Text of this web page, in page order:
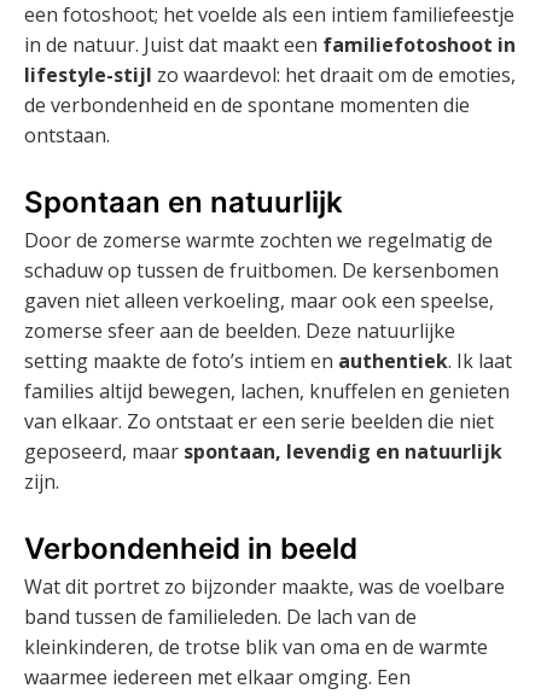
een fotoshoot; het voelde als een intiem familiefeestje
in de natuur. Juist dat maakt een familiefotoshoot in
lifestyle-stijl zo waardevol: het draait om de emoties,
de verbondenheid en de spontane momenten die
ontstaan.
Spontaan en natuurlijk
Door de zomerse warmte zochten we regelmatig de
schaduw op tussen de fruitbomen. De kersenbomen
gaven niet alleen verkoeling, maar ook een speelse,
zomerse sfeer aan de beelden. Deze natuurlijke
setting maakte de foto’s intiem en authentiek. Ik laat
families altijd bewegen, lachen, knuffelen en genieten
van elkaar. Zo ontstaat er een serie beelden die niet
geposeerd, maar spontaan, levendig en natuurlijk
zijn.
Verbondenheid in beeld
Wat dit portret zo bijzonder maakte, was de voelbare
band tussen de familieleden. De lach van de
kleinkinderen, de trotse blik van oma en de warmte
waarmee iedereen met elkaar omging. Een